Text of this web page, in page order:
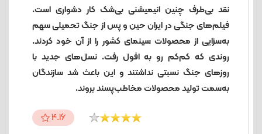
نقد بی‌طرف چنین انیمیشنی بی‌شک کار دشواری است.
فیلم‌های جنگی در ایران حین و پس از جنگ تحمیلی سهم
به‌سزایی از محصولات سینمای کشور را از آن خود کردند.
روندی که کم‌کم رو به افول رفت. نسل‌های جدید با
روزهای جنگ نسبتی نداشتند و این باعث شد سازندگان
به‌سمت تولید محصولات مخاطب‌پسند بروند.
4.16